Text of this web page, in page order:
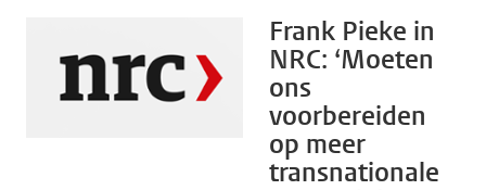
Frank Pieke in
NRC: ‘Moeten
ons
voorbereiden
op meer
transnationale